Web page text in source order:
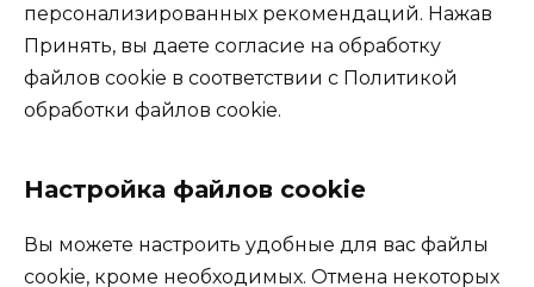
персонализированных рекомендаций. Нажав
Принять, вы даете согласие на обработку
файлов cookie в соответствии с Политикой
обработки файлов cookie.
Настройка файлов cookie
Вы можете настроить удобные для вас файлы
cookie, кроме необходимых. Отмена некоторых